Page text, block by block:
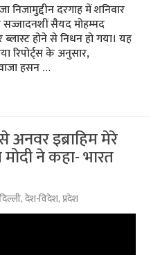
निजामुद्दीन दरगाह में शनिवार
सैयद मोहम्मद
होने से निधन हो गया। यह
रिपोर्ट्स के अनुसार,
हसन …
अनवर इब्राहिम मेरे
ने कहा- भारत
दिल्ली,देश-विदेश,प्रदेश